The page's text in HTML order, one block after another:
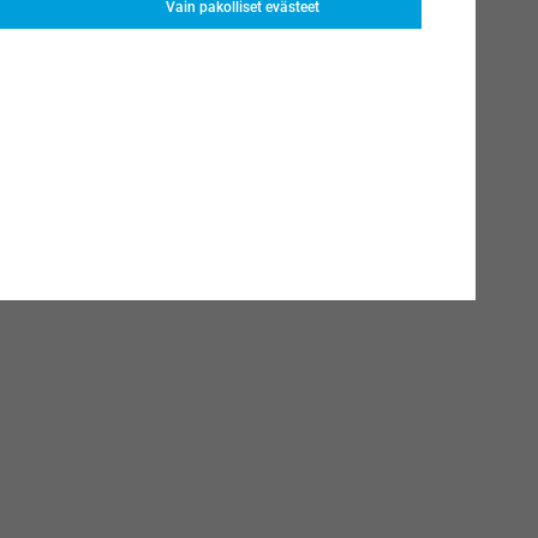
Vain pakolliset evästeet